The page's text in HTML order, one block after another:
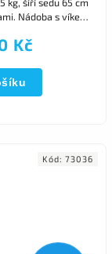
Kč
Nádoba s víkem
Kód: 73036